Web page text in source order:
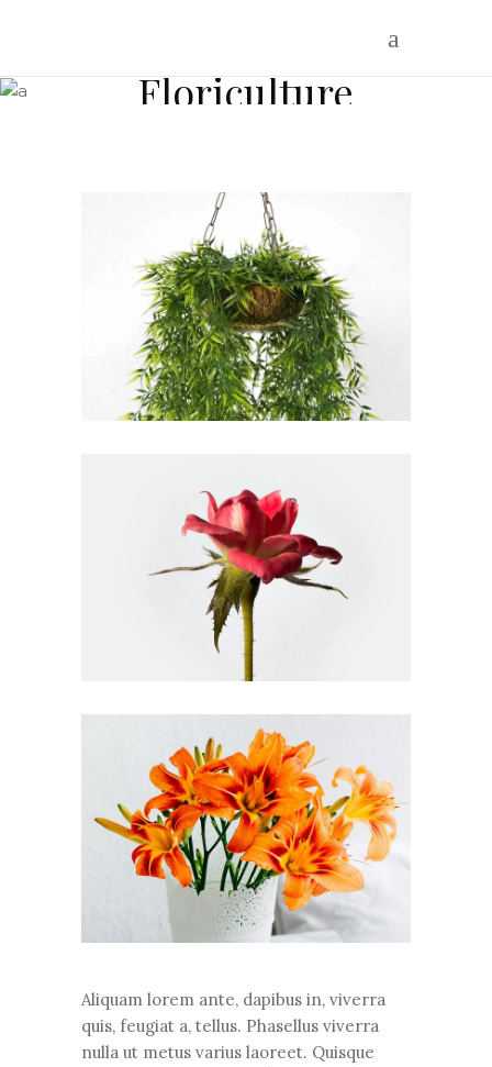
Floriculture
Aliquam lorem ante, dapibus in, viverra
quis, feugiat a, tellus. Phasellus viverra
nulla ut metus varius laoreet. Quisque